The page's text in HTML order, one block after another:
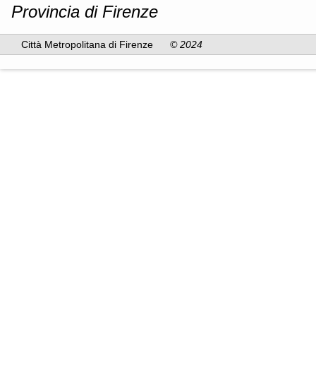
Provincia di Firenze
Città Metropolitana di Firenze © 2024